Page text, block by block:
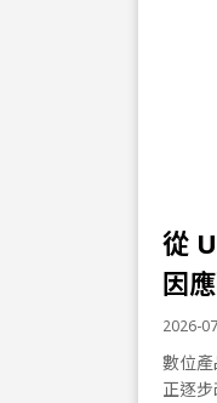
從
因
2026-
數位
正逐